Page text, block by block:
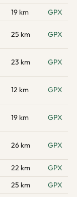
19 km
GPX
25 km GPX
23 km GPX
12 km GPX
19 km GPX
26 km GPX
22 km
GPX
25 km
GPX